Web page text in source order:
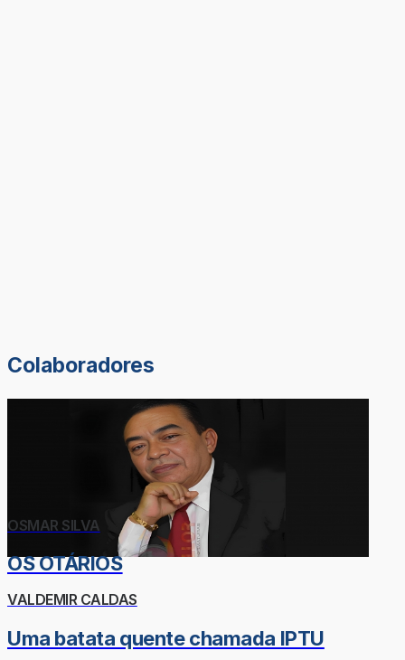
Colaboradores
OSMAR SILVA
OS OTÁRIOS
VALDEMIR CALDAS
Uma batata quente chamada IPTU